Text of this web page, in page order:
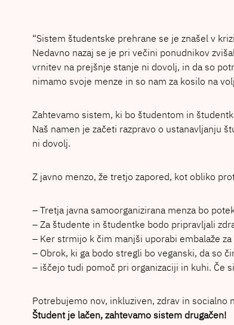
“Sistem študentske prehrane se je znašel v
Nedavno nazaj se je pri večini ponudnikov
vrnitev na prejšnje stanje ni dovolj, in da so
nimamo svoje menze in so nam za kosilo na
Zahtevamo sistem, ki bo študentom in
Naš namen je začeti razpravo o ustanavljanju
ni dovolj.
Z javno menzo, že tretjo zapored, kot obliko
– Tretja javna samoorganizirana menza bo
– Za študente in študentke bodo pripravljali
– Ker strmijo k čim manjši uporabi embalaže
– Obrok, ki ga bodo stregli bo veganski, da so
– iščejo tudi pomoč pri organizaciji in kuhi. Če
Potrebujemo nov, inkluziven, zdrav in socialno
Študent je lačen, zahtevamo sistem drugačen!